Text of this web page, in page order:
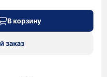
В корзину
заказ